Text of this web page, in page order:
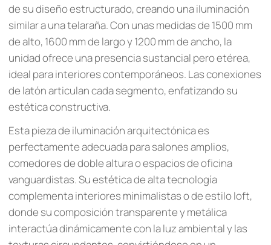
de su diseño estructurado, creando una iluminación
similar a una telaraña. Con unas medidas de 1500 mm
de alto, 1600 mm de largo y 1200 mm de ancho, la
unidad ofrece una presencia sustancial pero etérea,
ideal para interiores contemporáneos. Las conexiones
de latón articulan cada segmento, enfatizando su
estética constructiva.
Esta pieza de iluminación arquitectónica es
perfectamente adecuada para salones amplios,
comedores de doble altura o espacios de oficina
vanguardistas. Su estética de alta tecnología
complementa interiores minimalistas o de estilo loft,
donde su composición transparente y metálica
interactúa dinámicamente con la luz ambiental y las